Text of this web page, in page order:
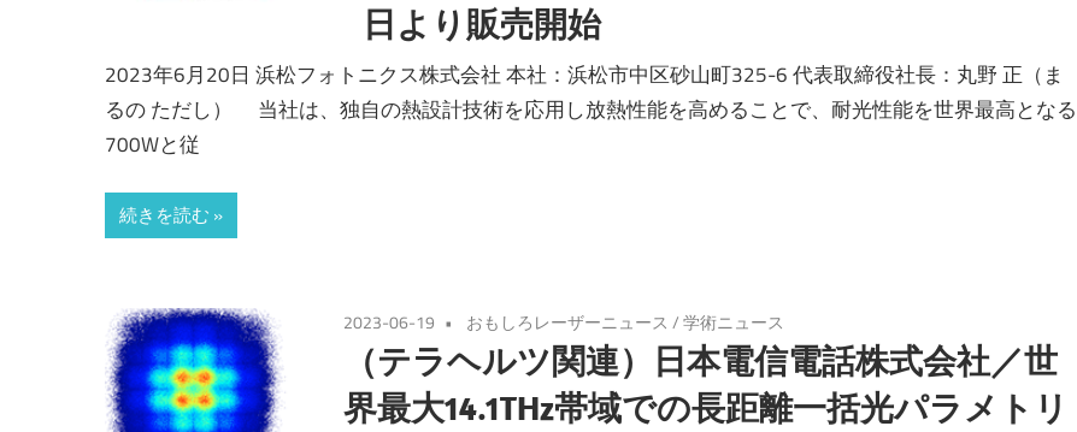
日より販売開始
2023年6月20日 浜松フォトニクス株式会社 本社：浜松市中区砂山町325-6 代表取締役社長：丸野 正（ま
るの ただし） 当社は、独自の熱設計技術を応用し放熱性能を高めることで、耐光性能を世界最高となる
700Wと従
続きを読む
2023-06-19 おもしろレーザーニュース /学術ニュース
（テラヘルツ関連）日本電信電話株式会社／世
界最大14.1THz帯域での長距離一括光パラメトリ